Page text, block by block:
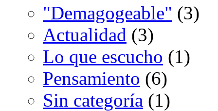
"Demagogeable" (3)
Actualidad (3)
Lo que escucho (1)
Pensamiento (6)
Sin categoría (1)